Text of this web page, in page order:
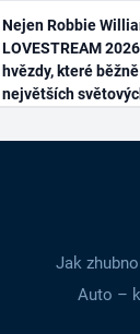
Nejen Robbie
LOVESTREAM
hvězdy, které
největších
Jak
Auto –